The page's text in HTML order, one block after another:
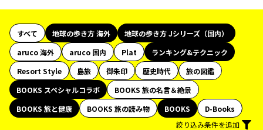
すべて 地球の歩き方 海外
地球の歩き方 Jシリーズ（国内）
aruco 海外
aruco 国内 Plat
ランキング&テクニック
Resort Style
島旅 御朱印 歴史時代
旅の図鑑
BOOKS スペシャルコラボ
BOOKS 旅の名言＆絶景
BOOKS 旅と健康
BOOKS 旅の読み物 BOOKS
D-Books
絞り込み条件を追加